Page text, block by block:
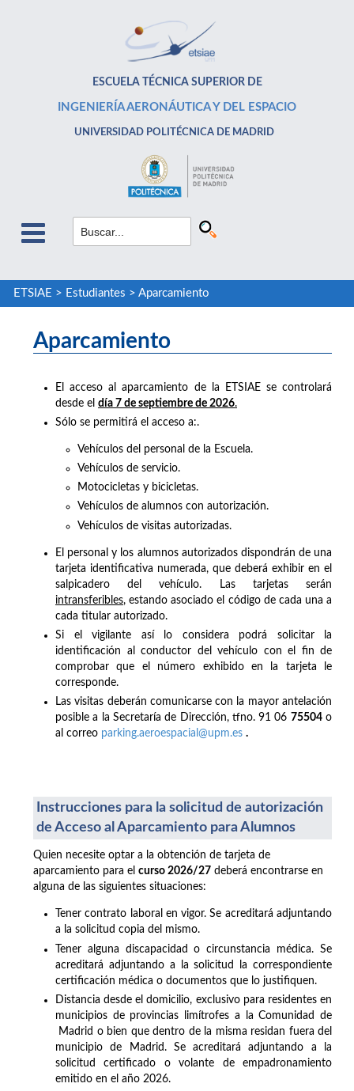
ESCUELA TÉCNICA SUPERIOR DE
INGENIERÍA AERONÁUTICA Y DEL ESPACIO
UNIVERSIDAD POLITÉCNICA DE MADRID
ETSIAE > Estudiantes > Aparcamiento
Aparcamiento
El acceso al aparcamiento de la ETSIAE se controlará
desde el día 7 de septiembre de 2026.
Sólo se permitirá el acceso a:.
Vehículos del personal de la Escuela.
Vehículos de servicio.
Motocicletas y bicicletas.
Vehículos de alumnos con autorización.
Vehículos de visitas autorizadas.
El personal y los alumnos autorizados dispondrán de una
tarjeta identificativa numerada, que deberá exhibir en el
salpicadero del vehículo. Las tarjetas serán
intransferibles, estando asociado el código de cada una a
cada titular autorizado.
Si el vigilante así lo considera podrá solicitar la
identificación al conductor del vehículo con el fin de
comprobar que el número exhibido en la tarjeta le
corresponde.
Las visitas deberán comunicarse con la mayor antelación
posible a la Secretaría de Dirección, tfno. 91 06 75504o
al correo parking.aeroespacial@upm.es .
Instrucciones para la solicitud de autorización
de Acceso al Aparcamiento para Alumnos
Quien necesite optar a la obtención de tarjeta de
aparcamiento para el curso 2026/27 deberá encontrarse en
alguna de las siguientes situaciones:
Tener contrato laboral en vigor. Se acreditará adjuntando
a la solicitud copia del mismo.
Tener alguna discapacidad o circunstancia médica. Se
acreditará adjuntando a la solicitud la correspondiente
certificación médica o documentos que lo justifiquen.
Distancia desde el domicilio, exclusivo para residentes en
municipios de provincias limítrofes a la Comunidad de
Madrid o bien que dentro de la misma residan fuera del
municipio de Madrid. Se acreditará adjuntando a la
solicitud certificado o volante de empadronamiento
emitido en el año 2026.